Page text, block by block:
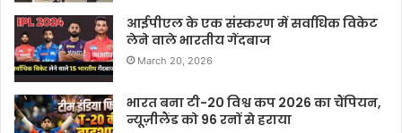
आईपीएल के एक संस्करण में सर्वाधिक विकेट
लेने वाले भारतीय गेंदबाज
March 20, 2026
भारत बना टी-20 विश्व कप 2026 का चैंपियन,
न्यूज़ीलैंड को 96 रनों से हराया